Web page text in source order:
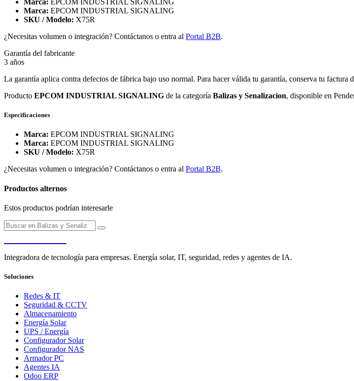
Marca: EPCOM INDUSTRIAL SIGNALING
Marca: EPCOM INDUSTRIAL SIGNALING
SKU / Modelo: X75R
¿Necesitas volumen o integración? Contáctanos o entra al Portal B2B.
Garantía del fabricante
3 años
La garantía aplica contra defectos de fábrica bajo uso normal. Para hacer válida tu garantía, conserva tu factura
Producto EPCOM INDUSTRIAL SIGNALING de la categoría Balizas y Senalizacion, disponible en
Especificaciones
Marca: EPCOM INDUSTRIAL SIGNALING
Marca: EPCOM INDUSTRIAL SIGNALING
SKU / Modelo: X75R
¿Necesitas volumen o integración? Contáctanos o entra al Portal B2B.
Productos alternos
Estos productos podrían interesarle
Integradora de tecnología para empresas. Energía solar, IT, seguridad, redes y agentes de IA.
Soluciones
Redes & IT
Seguridad & CCTV
Almacenamiento
Energía Solar
UPS / Energía
Configurador Solar
Configurador NAS
Armador PC
Agentes IA
Odoo ERP